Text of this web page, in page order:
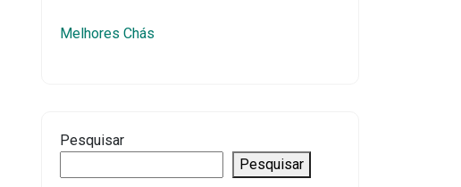
Melhores Chás
Pesquisar
Pesquisar